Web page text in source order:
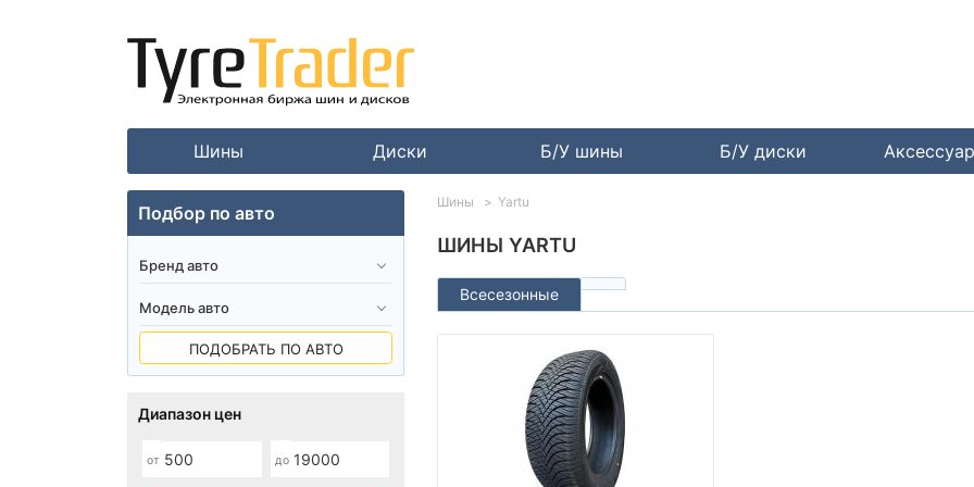
Шины Диски Б/У шины Б/У диски
ШИНЫ YARTU
Всесезонные
Шины Yartu
Подбор по авто
ПОДОБРАТЬ ПО АВТО
Диапазон цен
от до